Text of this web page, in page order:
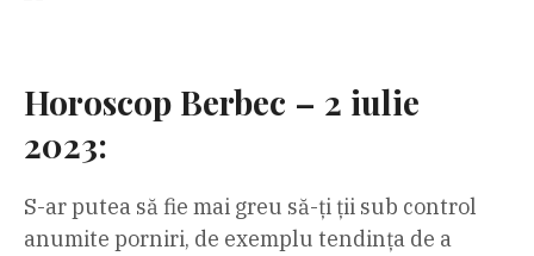
Horoscop Berbec – 2 iulie
2023:
S-ar putea să fie mai greu să-ți ții sub control
anumite porniri, de exemplu tendința de a